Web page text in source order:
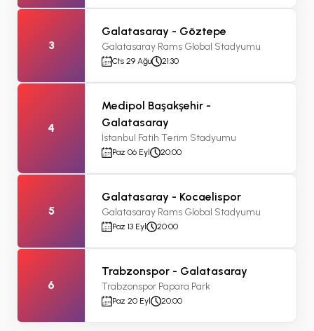
3
Galatasaray - Göztepe
Galatasaray Rams Global Stadyumu
Cts 29 Ağu 21:30
4
Medipol Başakşehir -
Galatasaray
İstanbul Fatih Terim Stadyumu
Paz 06 Eyl 20:00
5
Galatasaray - Kocaelispor
Galatasaray Rams Global Stadyumu
Paz 13 Eyl 20:00
6
Trabzonspor - Galatasaray
Trabzonspor Papara Park
Paz 20 Eyl 20:00